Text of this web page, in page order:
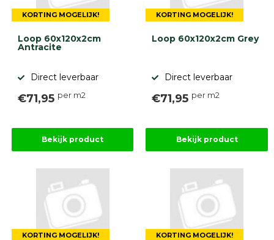
KORTING MOGELIJK!
Loop 60x120x2cm
Antracite
Direct leverbaar
€71,95 per m2
Bekijk product
KORTING MOGELIJK!
Loop 60x120x2cm Grey
Direct leverbaar
€71,95 per m2
Bekijk product
KORTING MOGELIJK! KORTING MOGELIJK!